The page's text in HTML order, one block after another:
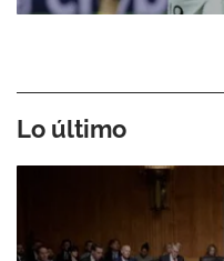
Lo último